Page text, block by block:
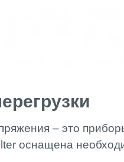
– это
оснащена